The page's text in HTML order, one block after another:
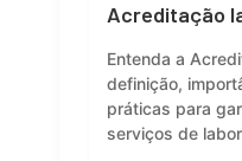
Acreditação
Entenda a
definição,
práticas para
serviços de